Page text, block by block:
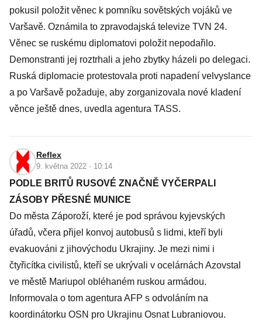
pokusil položit věnec k pomníku sovětských vojáků ve
Varšavě. Oznámila to zpravodajská televize TVN 24.
Věnec se ruskému diplomatovi položit nepodařilo.
Demonstranti jej roztrhali a jeho zbytky házeli po delegaci.
Ruská diplomacie protestovala proti napadení velvyslance
a po Varšavě požaduje, aby zorganizovala nové kladení
věnce ještě dnes, uvedla agentura TASS.
Reflex
9. května 2022 · 10:14
PODLE BRITŮ RUSOVÉ ZNAČNĚ VYČERPALI
ZÁSOBY PŘESNÉ MUNICE
Do města Záporoží, které je pod správou kyjevských
úřadů, včera přijel konvoj autobusů s lidmi, kteří byli
evakuováni z jihovýchodu Ukrajiny. Je mezi nimi i
čtyřicítka civilistů, kteří se ukrývali v ocelárnách Azovstal
ve městě Mariupol obléhaném ruskou armádou.
Informovala o tom agentura AFP s odvoláním na
koordinátorku OSN pro Ukrajinu Osnat Lubraniovou.